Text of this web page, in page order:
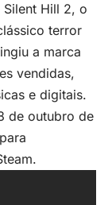
Silent Hill 2, o
terror
a marca
vendidas,
e digitais.
de outubro de